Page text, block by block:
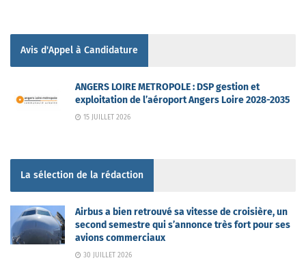
Avis d'Appel à Candidature
ANGERS LOIRE METROPOLE : DSP gestion et
exploitation de l’aéroport Angers Loire 2028-2035
15 JUILLET 2026
La sélection de la rédaction
Airbus a bien retrouvé sa vitesse de croisière, un
second semestre qui s’annonce très fort pour ses
avions commerciaux
30 JUILLET 2026